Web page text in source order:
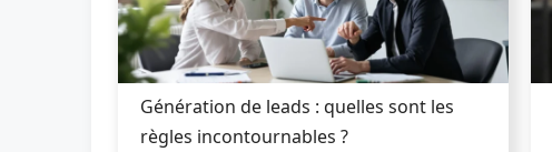
Génération de leads : quelles sont les
règles incontournables ?